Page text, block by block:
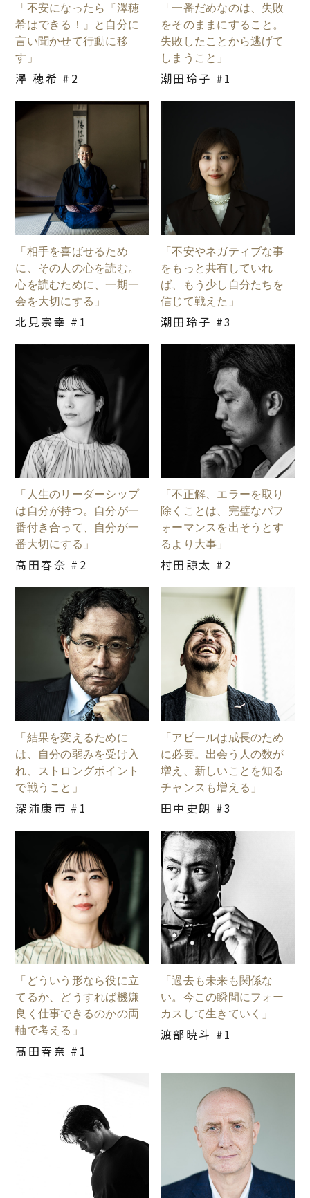
「不安になったら『澤穂
希はできる！』と自分に
言い聞かせて行動に移
す」
澤 穂希 #2
「一番だめなのは、失敗
をそのままにすること。
失敗したことから逃げて
しまうこと」
潮田玲子 #1
「相手を喜ばせるため
に、その人の心を読む。
心を読むために、一期一
会を大切にする」
北見宗幸 #1
「不安やネガティブな事
をもっと共有していれ
ば、もう少し自分たちを
信じて戦えた」
潮田玲子 #3
「人生のリーダーシップ
は自分が持つ。自分が一
番付き合って、自分が一
番大切にする」
髙田春奈 #2
「不正解、エラーを取り
除くことは、完璧なパフ
ォーマンスを出そうとす
るより大事」
村田諒太 #2
「結果を変えるために
は、自分の弱みを受け入
れ、ストロングポイント
で戦うこと」
深浦康市 #1
「アピールは成長のため
に必要。出会う人の数が
増え、新しいことを知る
チャンスも増える」
田中史朗 #3
「どういう形なら役に立
てるか、どうすれば機嫌
良く仕事できるのかの両
軸で考える」
髙田春奈 #1
「過去も未来も関係な
い。今この瞬間にフォー
カスして生きていく」
渡部暁斗 #1